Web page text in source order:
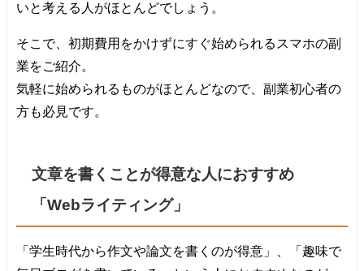
いと考える人がほとんどでしょう。
そこで、初期費用をかけずにすぐ始められるスマホの副
業をご紹介。
気軽に始められるものがほとんどなので、副業初心者の
方も必見です。
文章を書くことが得意な人におすすめ
「Webライティング」
「学生時代から作文や論文を書くのが得意」、「趣味で